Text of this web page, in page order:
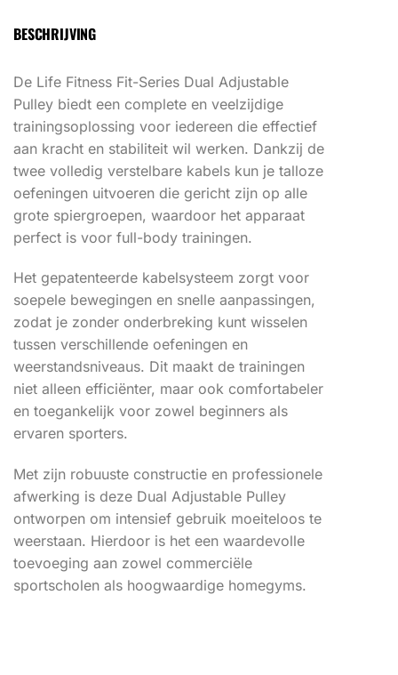
BESCHRIJVING
De Life Fitness Fit-Series Dual Adjustable
Pulley biedt een complete en veelzijdige
trainingsoplossing voor iedereen die effectief
aan kracht en stabiliteit wil werken. Dankzij de
twee volledig verstelbare kabels kun je talloze
oefeningen uitvoeren die gericht zijn op alle
grote spiergroepen, waardoor het apparaat
perfect is voor full-body trainingen.
Het gepatenteerde kabelsysteem zorgt voor
soepele bewegingen en snelle aanpassingen,
zodat je zonder onderbreking kunt wisselen
tussen verschillende oefeningen en
weerstandsniveaus. Dit maakt de trainingen
niet alleen efficiënter, maar ook comfortabeler
en toegankelijk voor zowel beginners als
ervaren sporters.
Met zijn robuuste constructie en professionele
afwerking is deze Dual Adjustable Pulley
ontworpen om intensief gebruik moeiteloos te
weerstaan. Hierdoor is het een waardevolle
toevoeging aan zowel commerciële
sportscholen als hoogwaardige homegyms.